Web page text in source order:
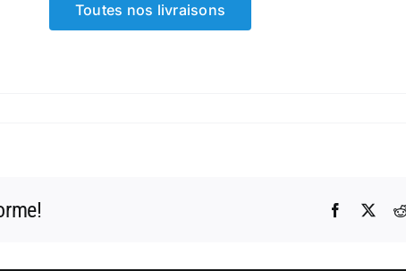
Toutes nos livraisons
Facebook
X